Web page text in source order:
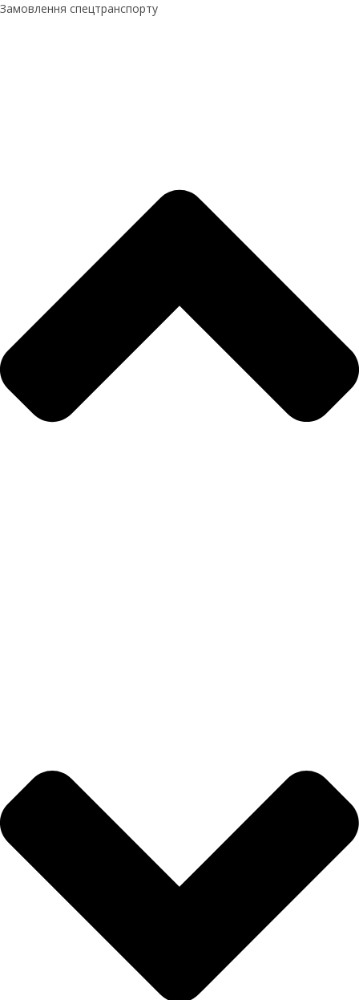
Замовлення спецтранспорту